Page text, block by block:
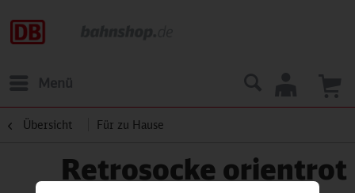
Menü
Übersicht Für zu Hause
Retrosocke orientrot